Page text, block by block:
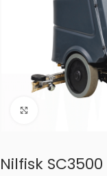
Nilfisk